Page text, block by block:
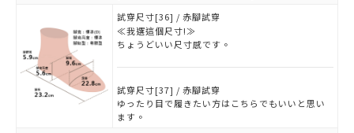
試穿尺寸[36] / 赤腳試穿
≪我選這個尺寸!≫
ちょうどいい尺寸感です。
試穿尺寸[37] / 赤腳試穿
ゆったり目で履きたい方はこちらでもいいと思い
ます。